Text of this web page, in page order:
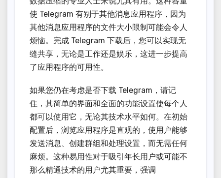
使 Telegram 有别于其他消息应用程序，因为
其他消息应用程序的文件大小限制可能会令人
烦恼。完成 Telegram 下载后，您可以实现无
缝共享，无论是工作还是娱乐，这进一步提高
了应用程序的可用性。
如果您仍在考虑是否下载 Telegram，请记
住，其简单的界面和全面的功能设置使每个人
都可以使用它，无论其技术水平如何。在初始
配置后，浏览应用程序是直观的，使用户能够
发送消息、创建群组和处理设置，而无需任何
麻烦。这种易用性对于吸引年长用户或可能不
那么精通技术的用户尤其重要，强调